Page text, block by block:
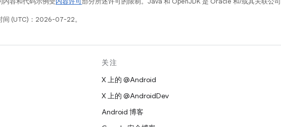
间 (UTC)：2026-07-22。
关注
X 上的 @Android
X 上的 @AndroidDev
Android 博客